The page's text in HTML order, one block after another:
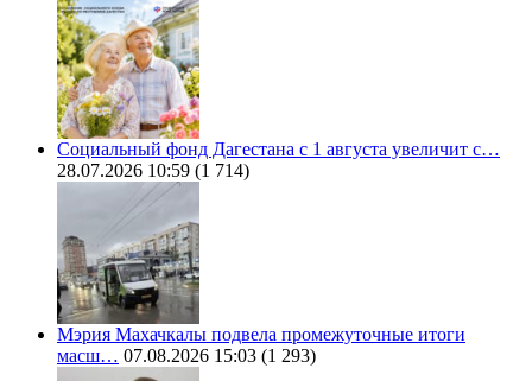
Социальный фонд Дагестана с 1 августа увеличит с…
28.07.2026 10:59 (1 714)
Мэрия Махачкалы подвела промежуточные итоги
масш… 07.08.2026 15:03 (1 293)